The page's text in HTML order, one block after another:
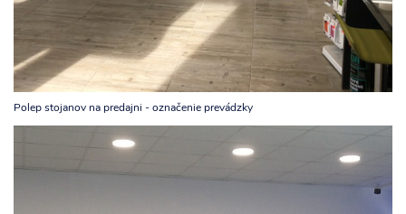
Polep stojanov na predajni - označenie prevádzky